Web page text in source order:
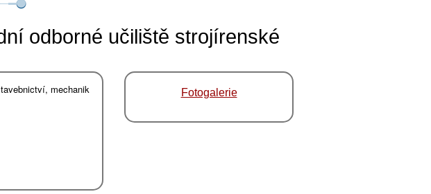
odborné učiliště strojírenské
mechanik
Fotogalerie